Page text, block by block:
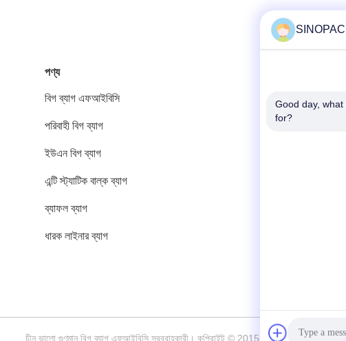
পণ্য
বিগ ব্যাগ এফআইবিসি
পরিবাহী বিগ ব্যাগ
ইউএন বিগ ব্যাগ
এন্টি স্ট্যাটিক বাল্ক ব্যাগ
ব্যাফল ব্যাগ
ধারক লাইনার ব্যাগ
টেলিফোন
চীন ভালো গুণমান বিগ ব্যাগ এফআইবিসি সরবরাহকারী। কপিরাইট © 2015-2026
Good day,
for?